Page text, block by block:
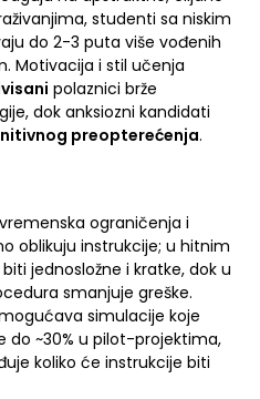
studenti sa niskim
do 2-3 puta više vođenih
Motivacija i stil učenja
polaznici brže
dok anksiozni kandidati
preopterećenja.
ograničenja i
oblikuju instrukcije; u hitnim
jednosložne i kratke, dok u
smanjuje greške.
simulacije koje
do ~30% u pilot-projektima,
koliko će instrukcije biti